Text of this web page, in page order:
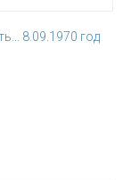
8.09.1970 год